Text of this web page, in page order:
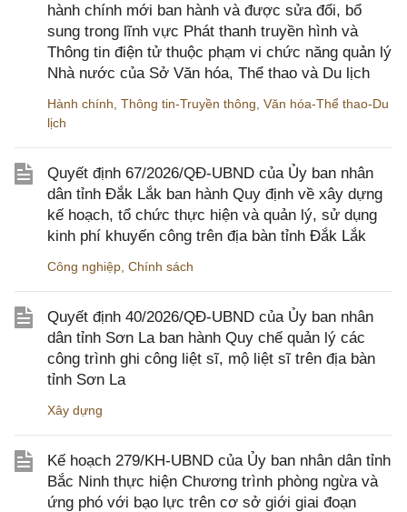
hành chính mới ban hành và được sửa đổi, bổ
sung trong lĩnh vực Phát thanh truyền hình và
Thông tin điện tử thuộc phạm vi chức năng quản lý
Nhà nước của Sở Văn hóa, Thể thao và Du lịch
Hành chính Thông tin-Truyền thông Văn hóa-Thể thao-Du
lịch
Quyết định 67/2026/QĐ-UBND của Ủy ban nhân
dân tỉnh Đắk Lắk ban hành Quy định về xây dựng
kế hoạch, tổ chức thực hiện và quản lý, sử dụng
kinh phí khuyến công trên địa bàn tỉnh Đắk Lắk
Công nghiệp Chính sách
Quyết định 40/2026/QĐ-UBND của Ủy ban nhân
dân tỉnh Sơn La ban hành Quy chế quản lý các
công trình ghi công liệt sĩ, mộ liệt sĩ trên địa bàn
tỉnh Sơn La
Xây dựng
Kế hoạch 279/KH-UBND của Ủy ban nhân dân tỉnh
Bắc Ninh thực hiện Chương trình phòng ngừa và
ứng phó với bạo lực trên cơ sở giới giai đoạn